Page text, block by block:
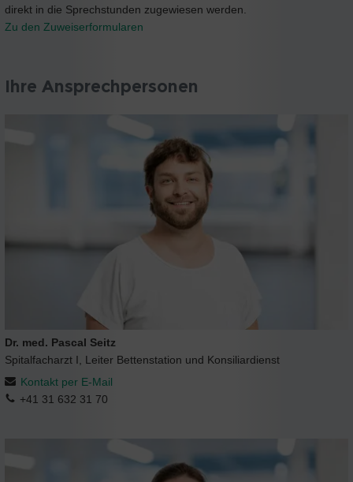
direkt in die Sprechstunden zugewiesen werden.
Zu den Zuweiserformularen
Ihre Ansprechpersonen
Dr. med. Pascal Seitz
Spitalfacharzt I, Leiter Bettenstation und Konsiliardienst
Kontakt per E-Mail
+41 31 632 31 70